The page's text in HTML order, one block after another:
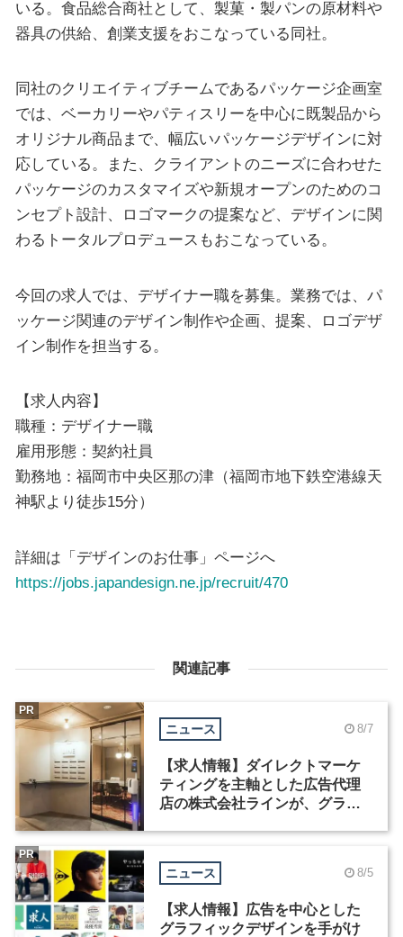
いる。食品総合商社として、製菓・製パンの原材料や
器具の供給、創業支援をおこなっている同社。
同社のクリエイティブチームであるパッケージ企画室
では、ベーカリーやパティスリーを中心に既製品から
オリジナル商品まで、幅広いパッケージデザインに対
応している。また、クライアントのニーズに合わせた
パッケージのカスタマイズや新規オープンのためのコ
ンセプト設計、ロゴマークの提案など、デザインに関
わるトータルプロデュースもおこなっている。
今回の求人では、デザイナー職を募集。業務では、パ
ッケージ関連のデザイン制作や企画、提案、ロゴデザ
イン制作を担当する。
【求人内容】
職種：デザイナー職
雇用形態：契約社員
勤務地：福岡市中央区那の津（福岡市地下鉄空港線天
神駅より徒歩15分）
詳細は「デザインのお仕事」ページへ
https://jobs.japandesign.ne.jp/recruit/470
関連記事
ニュース 8/7
【求人情報】ダイレクトマーケ
ティングを主軸とした広告代理
店の株式会社ラインが、グラフ
PR
ニュース 8/5
【求人情報】広告を中心とした
グラフィックデザインを手がけ
PR